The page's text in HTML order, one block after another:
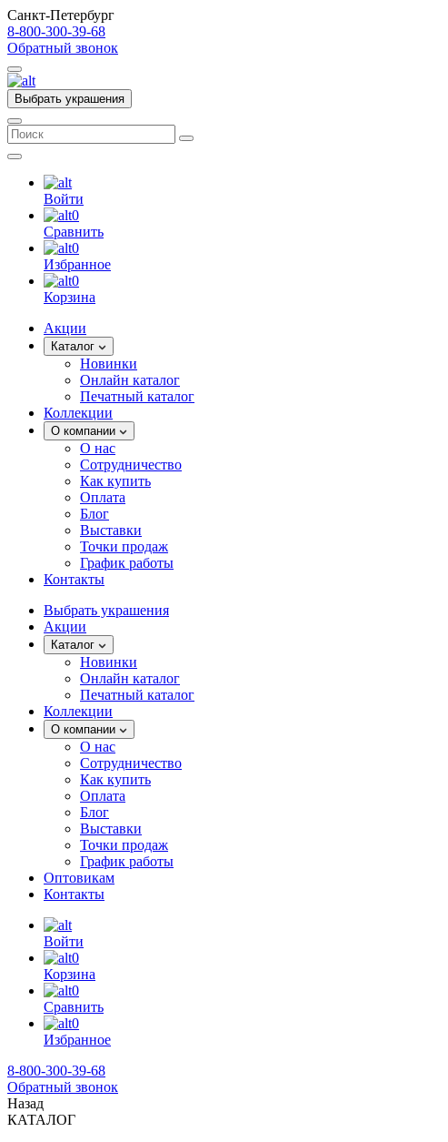
Санкт-Петербург
8-800-300-39-68
Обратный звонок
Выбрать украшения
Войти
0
Сравнить
0
Избранное
0
Корзина
Акции
Каталог
Новинки
Онлайн каталог
Печатный каталог
Коллекции
О компании
О нас
Сотрудничество
Как купить
Оплата
Блог
Выставки
Точки продаж
График работы
Контакты
Выбрать украшения
Акции
Каталог
Новинки
Онлайн каталог
Печатный каталог
Коллекции
О компании
О нас
Сотрудничество
Как купить
Оплата
Блог
Выставки
Точки продаж
График работы
Оптовикам
Контакты
Войти
0
Корзина
0
Сравнить
0
Избранное
8-800-300-39-68
Обратный звонок
Назад
КАТАЛОГ